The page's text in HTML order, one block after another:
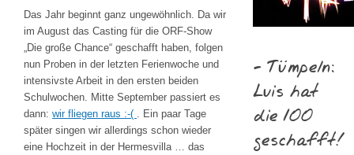
Das Jahr beginnt ganz ungewöhnlich. Da wir
im August das Casting für die ORF-Show
„Die große Chance“ geschafft haben, folgen
nun Proben in der letzten Ferienwoche und
intensivste Arbeit in den ersten beiden
Schulwochen. Mitte September passiert es
dann: wir fliegen raus :-( . Ein paar Tage
später singen wir allerdings schon wieder
eine Hochzeit in der Hermesvilla … das
- Tümpeln:
Luis hat
die 100
geschafft!